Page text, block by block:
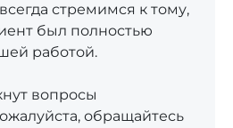
стремимся к тому,
был полностью
работой.
вопросы
обращайтесь